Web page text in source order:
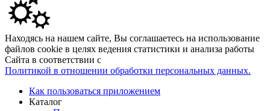
Находясь на нашем сайте, Вы соглашаетесь на использование
файлов cookie в целях ведения статистики и анализа работы
Сайта в соответствии с
Политикой в отношении обработки персональных данных.
Как пользоваться приложением
Каталог